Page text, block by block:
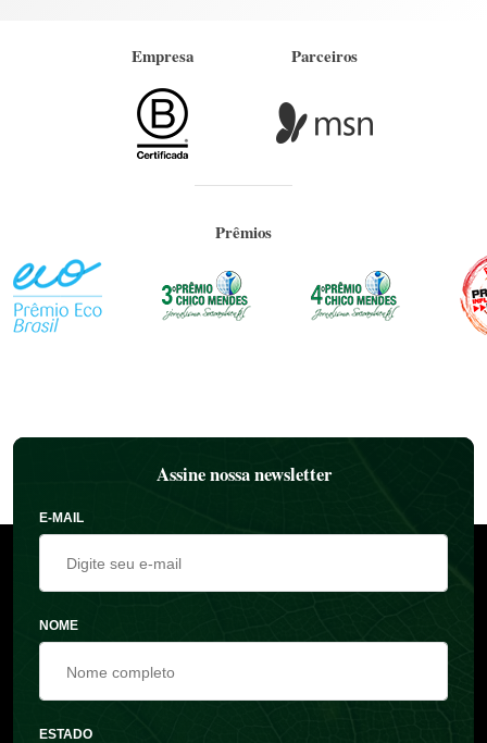
Empresa Parceiros
Prêmios
Assine nossa newsletter
E-MAIL
NOME
ESTADO